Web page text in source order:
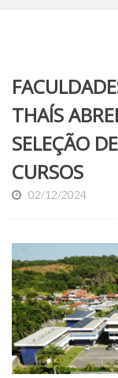
THAÍS
SELEÇÃO
CURSOS
02/12/2024